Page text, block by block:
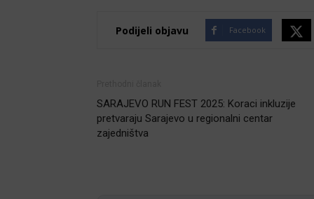
Podijeli objavu Facebook
SARAJEVO RUN FEST 2025: Koraci inkluzije
pretvaraju Sarajevo u regionalni centar
zajedništva